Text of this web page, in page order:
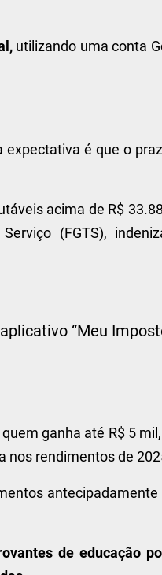
utilizando uma conta
expectativa é que o
acima de R$
(FGTS),
“Meu
ganha até R$ 5
nos rendimentos de
antecipadamente
de educação